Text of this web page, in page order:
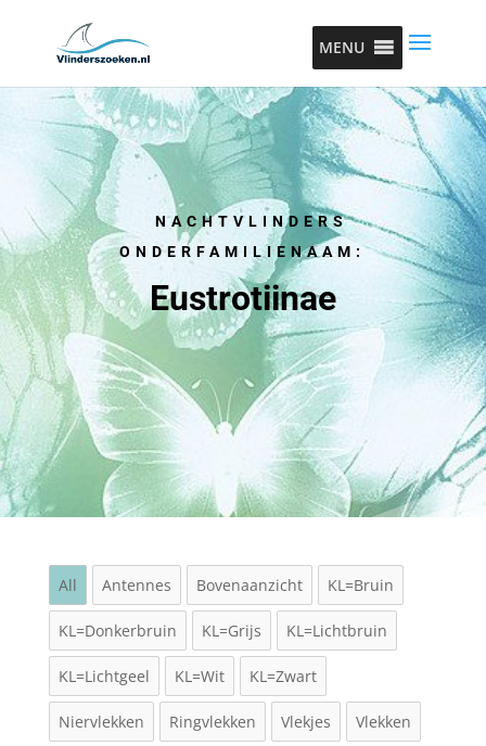
MENU
NACHTVLINDERS
ONDERFAMILIENAAM:
Eustrotiinae
All Antennes Bovenaanzicht KL=Bruin
KL=Donkerbruin KL=Grijs KL=Lichtbruin
KL=Lichtgeel KL=Wit KL=Zwart
Niervlekken Ringvlekken Vlekjes Vlekken